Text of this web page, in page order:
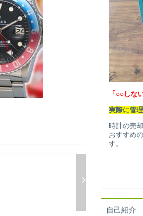
「○○しな
実際に管
時計の売
おすすめ
す。
自己紹介